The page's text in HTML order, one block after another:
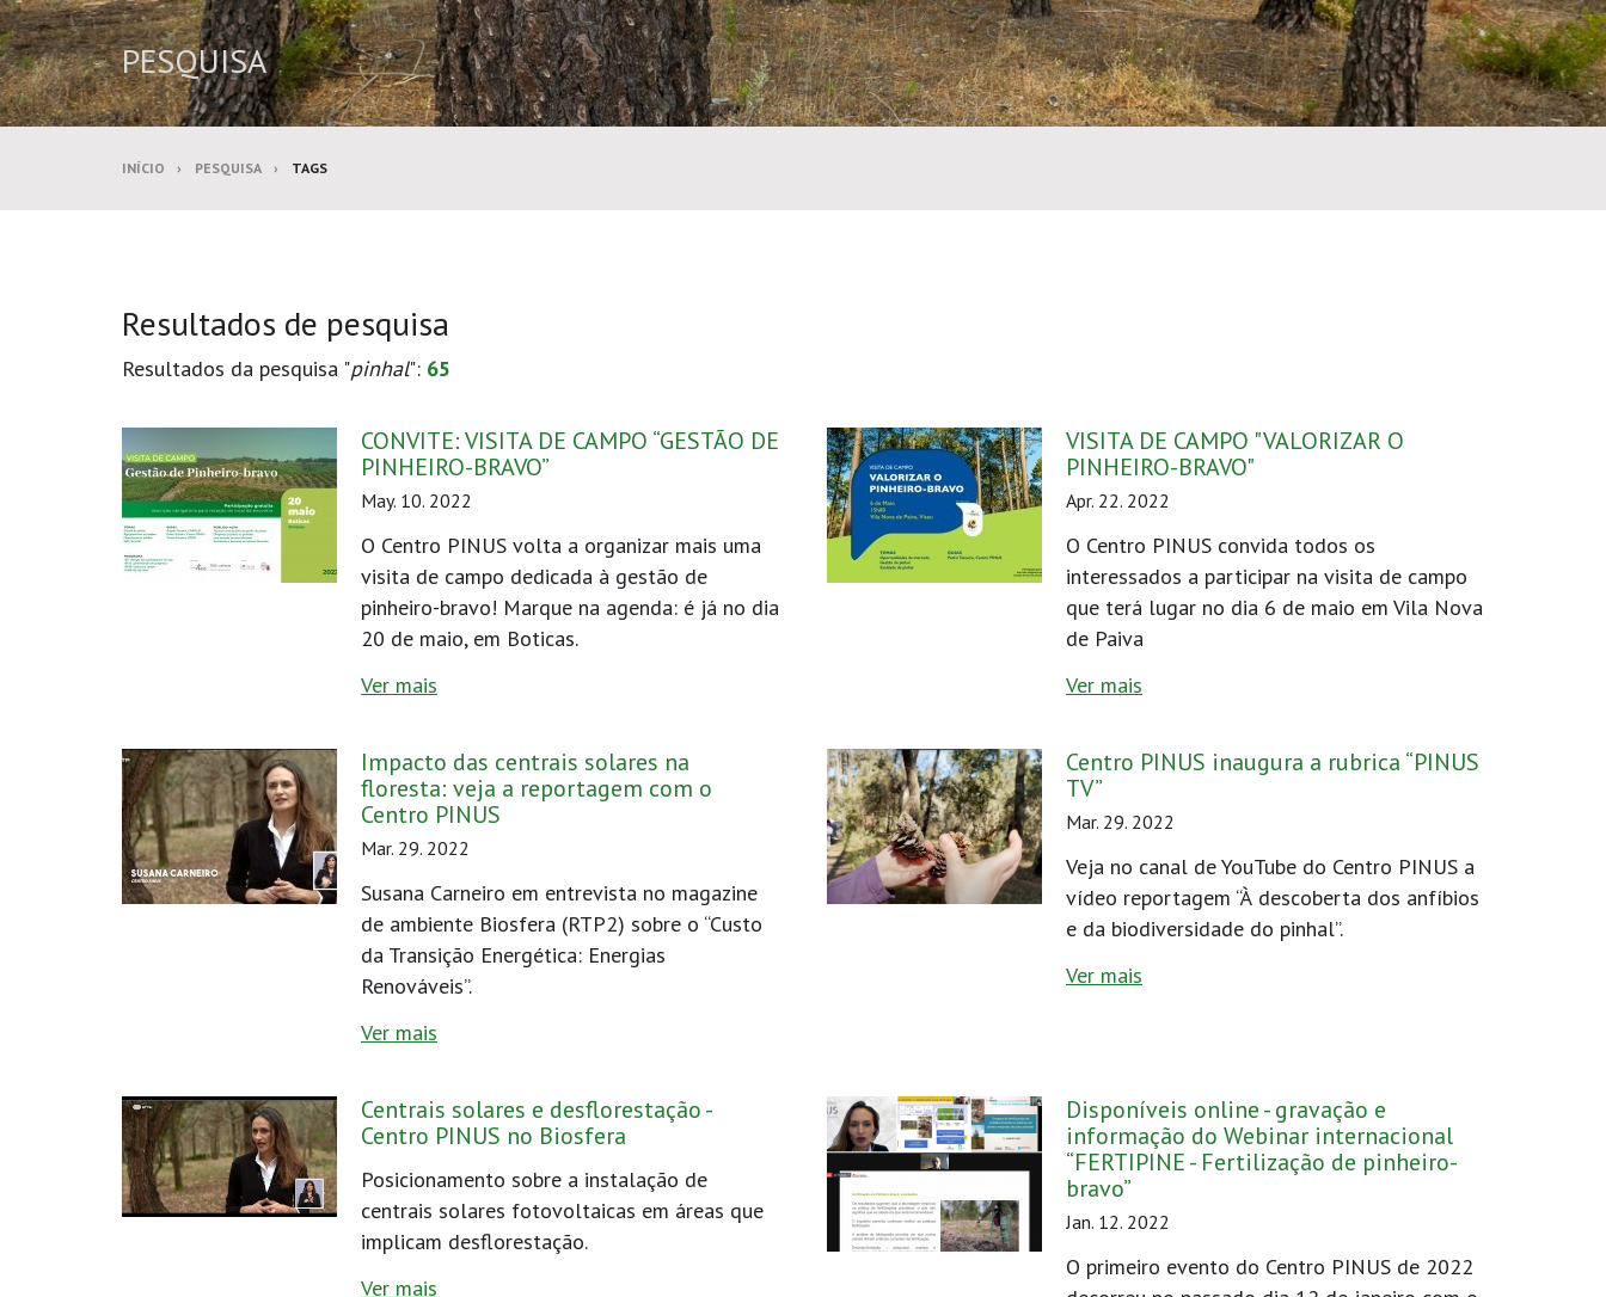
PESQUISA
INÍCIO PESQUISA TAGS
Resultados de pesquisa
Resultados da pesquisa "pinhal": 65
CONVITE: VISITA DE CAMPO “GESTÃO DE
PINHEIRO-BRAVO”
May. 10. 2022
O Centro PINUS volta a organizar mais uma
visita de campo dedicada à gestão de
pinheiro-bravo! Marque na agenda: é já no dia
20 de maio, em Boticas.
Ver mais
VISITA DE CAMPO "VALORIZAR O
PINHEIRO-BRAVO"
Apr. 22. 2022
O Centro PINUS convida todos os
interessados a participar na visita de campo
que terá lugar no dia 6 de maio em Vila Nova
de Paiva
Ver mais
Impacto das centrais solares na
floresta: veja a reportagem com o
Centro PINUS
Mar. 29. 2022
Susana Carneiro em entrevista no magazine
de ambiente Biosfera (RTP2) sobre o “Custo
da Transição Energética: Energias
Renováveis”.
Ver mais
Centro PINUS inaugura a rubrica “PINUS
TV”
Mar. 29. 2022
Veja no canal de YouTube do Centro PINUS a
vídeo reportagem “À descoberta dos anfíbios
e da biodiversidade do pinhal”.
Ver mais
Centrais solares e desflorestação -
Centro PINUS no Biosfera
Posicionamento sobre a instalação de
centrais solares fotovoltaicas em áreas que
implicam desflorestação.
Ver mais
Disponíveis online - gravação e
informação do Webinar internacional
“FERTIPINE - Fertilização de pinheiro-
bravo”
Jan. 12. 2022
O primeiro evento do Centro PINUS de 2022